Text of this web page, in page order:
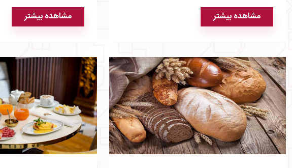
مشاهده بیشتر مشاهده بیشتر